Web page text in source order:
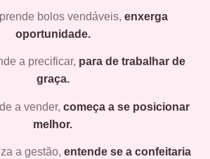
bolos vendáveis, enxerga
oportunidade.
a precificar, para de trabalhar de
graça.
a vender, começa a se posicionar
melhor.
a gestão, entende se a confeitaria